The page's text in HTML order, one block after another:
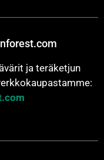
ja teräketjun